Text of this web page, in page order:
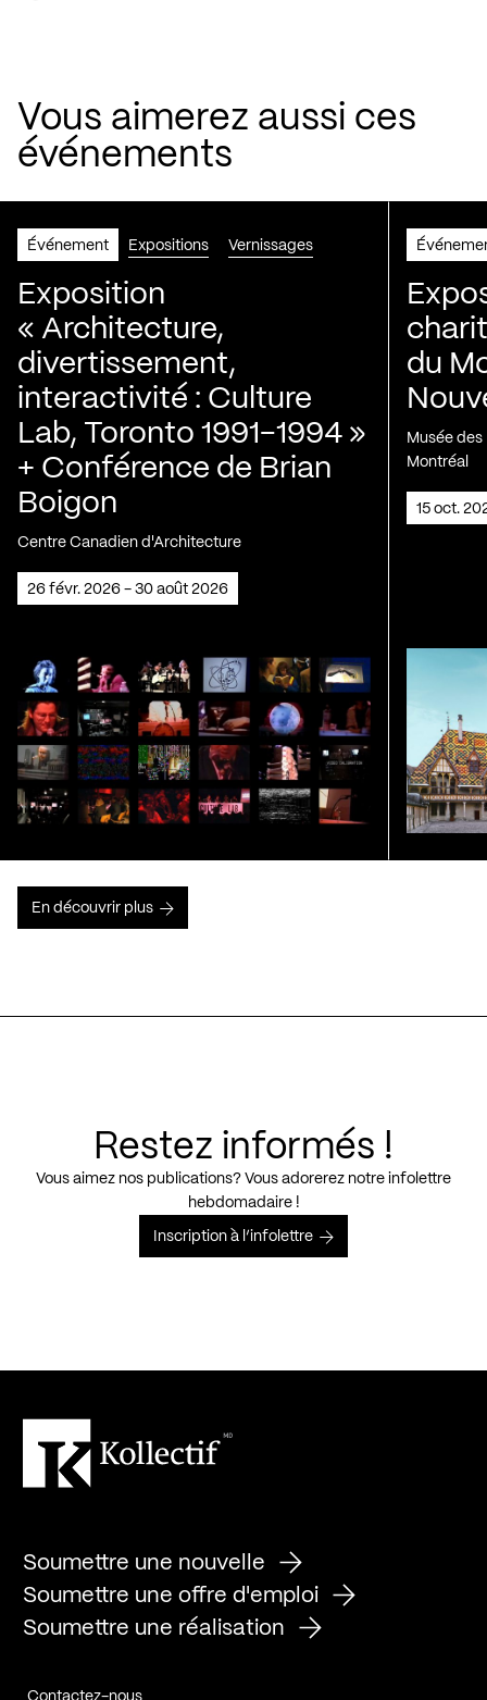
Vous aimerez aussi ces
événements
Événement Expositions Vernissages
Exposition
« Architecture,
divertissement,
interactivité : Culture
Lab, Toronto 1991-1994 »
+ Conférence de Brian
Boigon
Centre Canadien d'Architecture
26 févr. 2026 - 30 août 2026
du
Musée
Montréal
15 oct.
En découvrir plus
Restez informés !
Vous aimez nos publications? Vous adorerez notre infolettre
hebdomadaire !
Inscription à l’infolettre
Soumettre une nouvelle
Soumettre une offre d'emploi
Soumettre une réalisation
Contactez-nous